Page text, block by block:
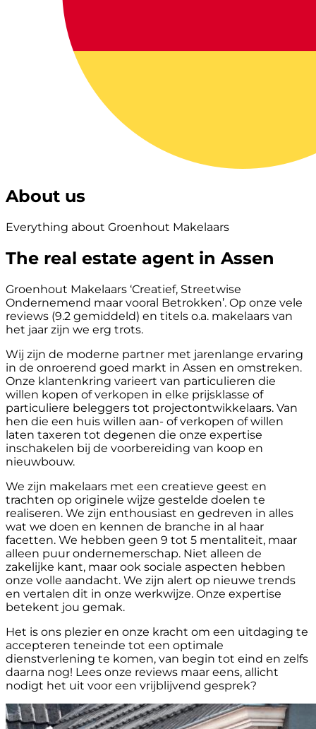
About us
Everything about Groenhout Makelaars
The real estate agent in Assen
Groenhout Makelaars ‘Creatief, Streetwise
Ondernemend maar vooral Betrokken’. Op onze vele
reviews (9.2 gemiddeld) en titels o.a. makelaars van
het jaar zijn we erg trots.
Wij zijn de moderne partner met jarenlange ervaring
in de onroerend goed markt in Assen en omstreken.
Onze klantenkring varieert van particulieren die
willen kopen of verkopen in elke prijsklasse of
particuliere beleggers tot projectontwikkelaars. Van
hen die een huis willen aan- of verkopen of willen
laten taxeren tot degenen die onze expertise
inschakelen bij de voorbereiding van koop en
nieuwbouw.
We zijn makelaars met een creatieve geest en
trachten op originele wijze gestelde doelen te
realiseren. We zijn enthousiast en gedreven in alles
wat we doen en kennen de branche in al haar
facetten. We hebben geen 9 tot 5 mentaliteit, maar
alleen puur ondernemerschap. Niet alleen de
zakelijke kant, maar ook sociale aspecten hebben
onze volle aandacht. We zijn alert op nieuwe trends
en vertalen dit in onze werkwijze. Onze expertise
betekent jou gemak.
Het is ons plezier en onze kracht om een uitdaging te
accepteren teneinde tot een optimale
dienstverlening te komen, van begin tot eind en zelfs
daarna nog! Lees onze reviews maar eens, allicht
nodigt het uit voor een vrijblijvend gesprek?